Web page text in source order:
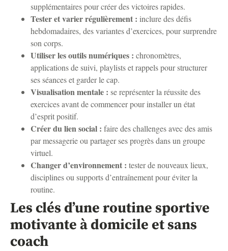
supplémentaires pour créer des victoires rapides.
Tester et varier régulièrement : inclure des défis
hebdomadaires, des variantes d’exercices, pour surprendre
son corps.
Utiliser les outils numériques : chronomètres,
applications de suivi, playlists et rappels pour structurer
ses séances et garder le cap.
Visualisation mentale : se représenter la réussite des
exercices avant de commencer pour installer un état
d’esprit positif.
Créer du lien social : faire des challenges avec des amis
par messagerie ou partager ses progrès dans un groupe
virtuel.
Changer d’environnement : tester de nouveaux lieux,
disciplines ou supports d’entraînement pour éviter la
routine.
Les clés d’une routine sportive
motivante à domicile et sans
coach